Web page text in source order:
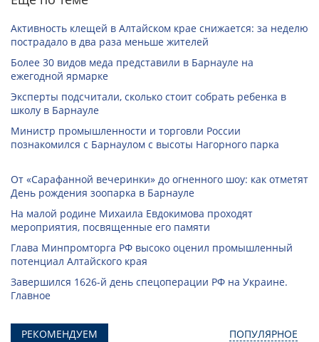
Активность клещей в Алтайском крае снижается: за неделю
пострадало в два раза меньше жителей
Более 30 видов меда представили в Барнауле на
ежегодной ярмарке
Эксперты подсчитали, сколько стоит собрать ребенка в
школу в Барнауле
Министр промышленности и торговли России
познакомился с Барнаулом с высоты Нагорного парка
От «Сарафанной вечеринки» до огненного шоу: как отметят
День рождения зоопарка в Барнауле
На малой родине Михаила Евдокимова проходят
мероприятия, посвященные его памяти
Глава Минпромторга РФ высоко оценил промышленный
потенциал Алтайского края
Завершился 1626-й день спецоперации РФ на Украине.
Главное
РЕКОМЕНДУЕМ ПОПУЛЯРНОЕ